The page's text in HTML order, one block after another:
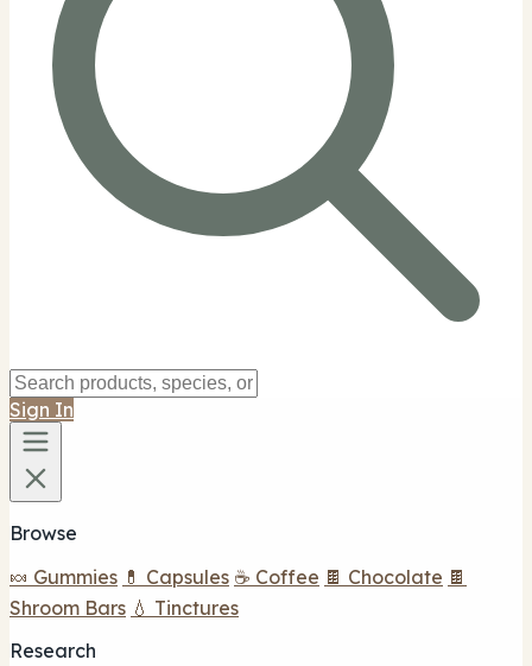
Sign In
Browse
🍬 Gummies 💊 Capsules ☕ Coffee 🍫 Chocolate 🍫
Shroom Bars 💧 Tinctures
Research